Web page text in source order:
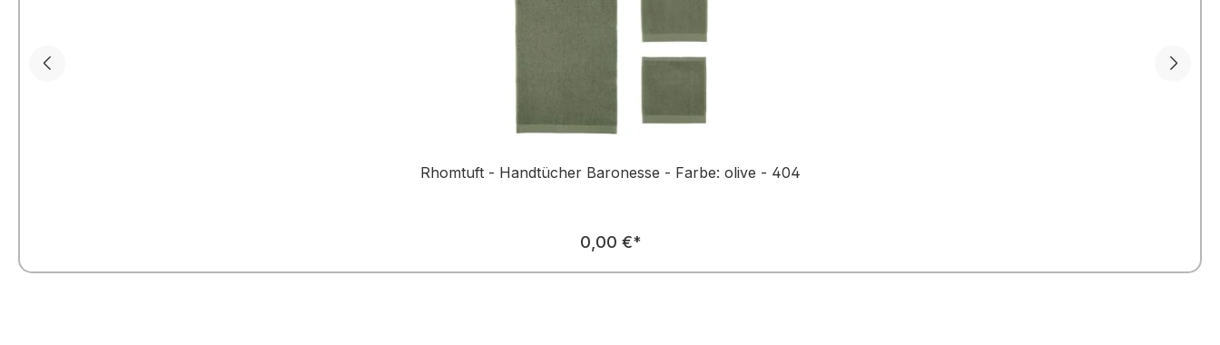
Rhomtuft - Handtücher Baronesse - Farbe: olive - 404
Regulärer Preis:
0,00 €*